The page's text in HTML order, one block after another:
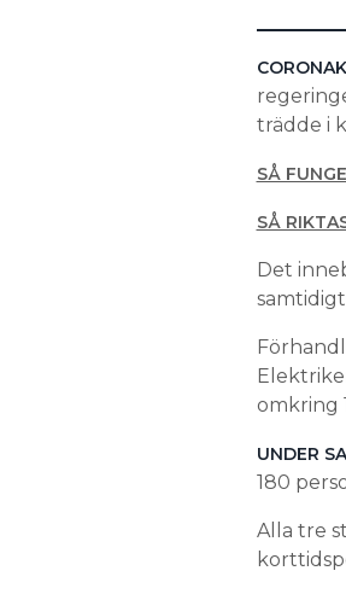
trädde i
SÅ
SÅ
Det
omkring
UNDER
180
Alla tre